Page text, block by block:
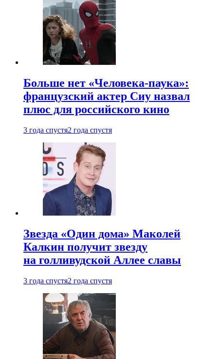
Больше нет «Человека-паука»:
французский актер Сиу назвал
плюс для российского кино
3 года спустя2 года спустя
Звезда «Один дома» Маколей
Калкин получит звезду
на голливудской Аллее славы
3 года спустя2 года спустя